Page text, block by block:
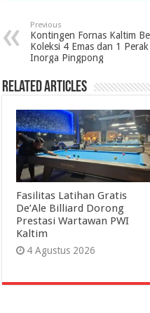
Previous
Kontingen Fornas Kaltim
Koleksi 4 Emas dan 1
Inorga Pingpong
Related Articles
Fasilitas Latihan Gratis
De’Ale Billiard Dorong
Prestasi Wartawan PWI
Kaltim
4 Agustus 2026